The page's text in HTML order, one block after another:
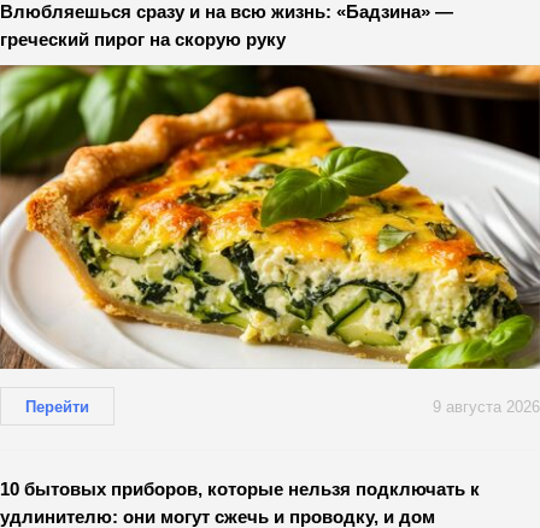
Влюбляешься сразу и на всю жизнь: «Бадзина» —
греческий пирог на скорую руку
Перейти 9 августа 2026
10 бытовых приборов, которые нельзя подключать к
удлинителю: они могут сжечь и проводку, и дом